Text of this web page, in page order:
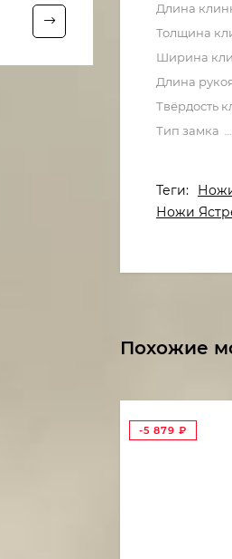
Длина
Толщина
Ширина
Длина
Твёрдость
Тип замка
Теги:
Ножи
Похожие
-5 879 ₽